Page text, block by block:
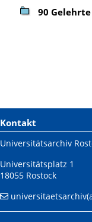
90 Gelehrte
Kontakt
Universitätsarchiv
Universitätsplatz 1
18055 Rostock